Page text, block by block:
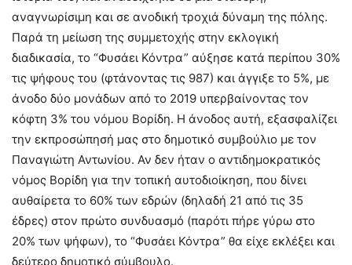
αναγνωρίσιμη και σε ανοδική τροχιά δύναμη της πόλης.
Παρά τη μείωση της συμμετοχής στην εκλογική
διαδικασία, το “Φυσάει Κόντρα” αύξησε κατά περίπου 30%
τις ψήφους του (φτάνοντας τις 987) και άγγιξε το 5%, με
άνοδο δύο μονάδων από το 2019 υπερβαίνοντας τον
κόφτη 3% του νόμου Βορίδη. Η άνοδος αυτή, εξασφαλίζει
την εκπροσώπησή μας στο δημοτικό συμβούλιο με τον
Παναγιώτη Αντωνίου. Αν δεν ήταν ο αντιδημοκρατικός
νόμος Βορίδη για την τοπική αυτοδιοίκηση, που δίνει
αυθαίρετα το 60% των εδρών (δηλαδή 21 από τις 35
έδρες) στον πρώτο συνδυασμό (παρότι πήρε γύρω στο
20% των ψήφων), το “Φυσάει Κόντρα” θα είχε εκλέξει και
δεύτερο δημοτικό σύμβουλο.